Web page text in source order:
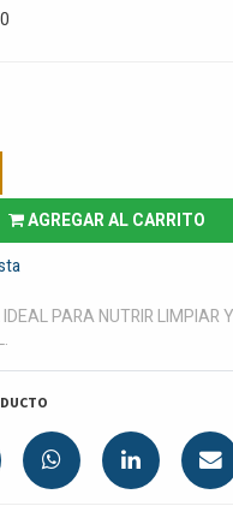
AGREGAR AL CARRITO
PARA NUTRIR LIMPIAR